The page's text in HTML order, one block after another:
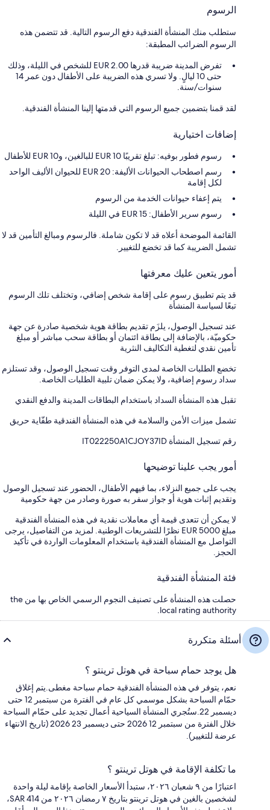
الرسوم
ستطلب منك المنشأة الفندقية دفع الرسوم التالية. قد تتضمن هذه
الرسوم الضرائب المطبقة:
تفرض المدينة ضريبة قدرها 2.00 EUR للشخص في الليلة، وذلك
حتى 10 ليالٍ. ولا تسري هذه الضريبة على الأطفال دون عمر 14
سنوات/سنة.
لقد قمنا بتضمين جميع الرسوم التي قدمتها إلينا المنشأة الفندقية.
إضافات اختيارية
رسوم فطور بوفيه: تبلغ تقريبًا EUR 10 للبالغين، وEUR 10 للأطفال
رسم اصطحاب الحيوانات الأليفة: 20 EUR للحيوان الأليف الواحد
لكل إقامة
يتم إعفاء حيوانات الخدمة من الرسوم
رسوم سرير الأطفال: 15 EUR في الليلة
القائمة الموضحة أعلاه قد لا تكون شاملة. فالرسوم ومبالغ التأمين قد لا
تشمل الضريبة كما قد تخضع للتغيير.
أمور يتعين عليك معرفتها
قد يتم تطبيق رسوم على إقامة شخص إضافي، وتختلف تلك الرسوم
تبعًا لسياسة المنشأة
عند تسجيل الوصول، يلزَم تقديم بطاقة هوية شخصية صادرة عن جهة
حكوميّة، بالإضافة إلى بطاقة ائتمان أو بطاقة سحب مباشر أو مبلغ
تأمين نقدي لتغطية التكاليف النثرية
تخضع الطلبات الخاصة لمدى التوفر وقت تسجيل الوصول، وقد تستلزم
سداد رسوم إضافية، ولا يمكن ضمان تلبية الطلبات الخاصة.
تقبل هذه المنشأة السداد باستخدام البطاقات المدينة والدفع النقدي
تشمل ميزات الأمن والسلامة في هذه المنشأة الفندقية طفّاية حريق
رقم تسجيل المنشأة ⁦IT022250A1CJOY37ID⁩
أمور يجب علينا توضيحها
يجب على جميع النزلاء، بما فيهم الأطفال، الحضور عند تسجيل الوصول
وتقديم إثبات هوية أو جواز سفر به صورة وصادر من جهة حكومية
لا يمكن أن تتعدى قيمة أي معاملات نقدية في هذه المنشأة الفندقية
مبلغ EUR 5000 نظرًا للتشريعات الوطنية. لمزيد من التفاصيل، يرجى
التواصل مع المنشأة الفندقية باستخدام المعلومات الواردة في تأكيد
الحجز.
فئة المنشأة الفندقية
حصلت هذه المنشأة على تصنيف النجوم الرسمي الخاص بها من the
local rating authority.
أسئلة متكررة
هل يوجد حمام سباحة في هوتل ترينتو ؟
نعم، يتوفر في هذه المنشأة الفندقية حمام سباحة مغطى.يتم إغلاق
حمّام السباحة بشكل موسمي كل عام في الفترة من سبتمبر 12 حتى
ديسمبر 22.ستُجري المنشأة السياحية أعمال تجديد على حمّام السباحة
خلال الفترة من سبتمبر 12 2026 حتى ديسمبر 23 2026 (تاريخ الانتهاء
عرضة للتغيير).
ما تكلفة الإقامة في هوتل ترينتو ؟
اعتبارًا من ٩ شعبان ٢٠٢٦، ستبدأ الأسعار الخاصة بإقامة ليلة واحدة
لشخصين بالغين في هوتل ترينتو بتاريخ ٧ رمضان ٢٠٢٦ من SAR 414،